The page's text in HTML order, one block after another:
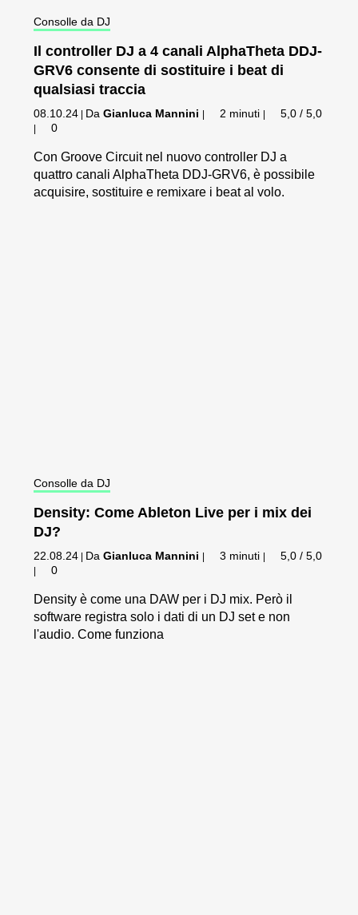
Consolle da DJ
Il controller DJ a 4 canali AlphaTheta DDJ-
GRV6 consente di sostituire i beat di
qualsiasi traccia
08.10.24 DaGianluca Mannini 2 minuti 5,0 / 5,0
0
Con Groove Circuit nel nuovo controller DJ a
quattro canali AlphaTheta DDJ-GRV6, è possibile
acquisire, sostituire e remixare i beat al volo.
Consolle da DJ
Density: Come Ableton Live per i mix dei
DJ?
22.08.24 DaGianluca Mannini 3 minuti 5,0 / 5,0
0
Density è come una DAW per i DJ mix. Però il
software registra solo i dati di un DJ set e non
l'audio. Come funziona